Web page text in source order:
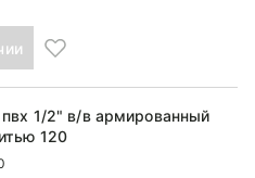
1/2" в/в армированный
120